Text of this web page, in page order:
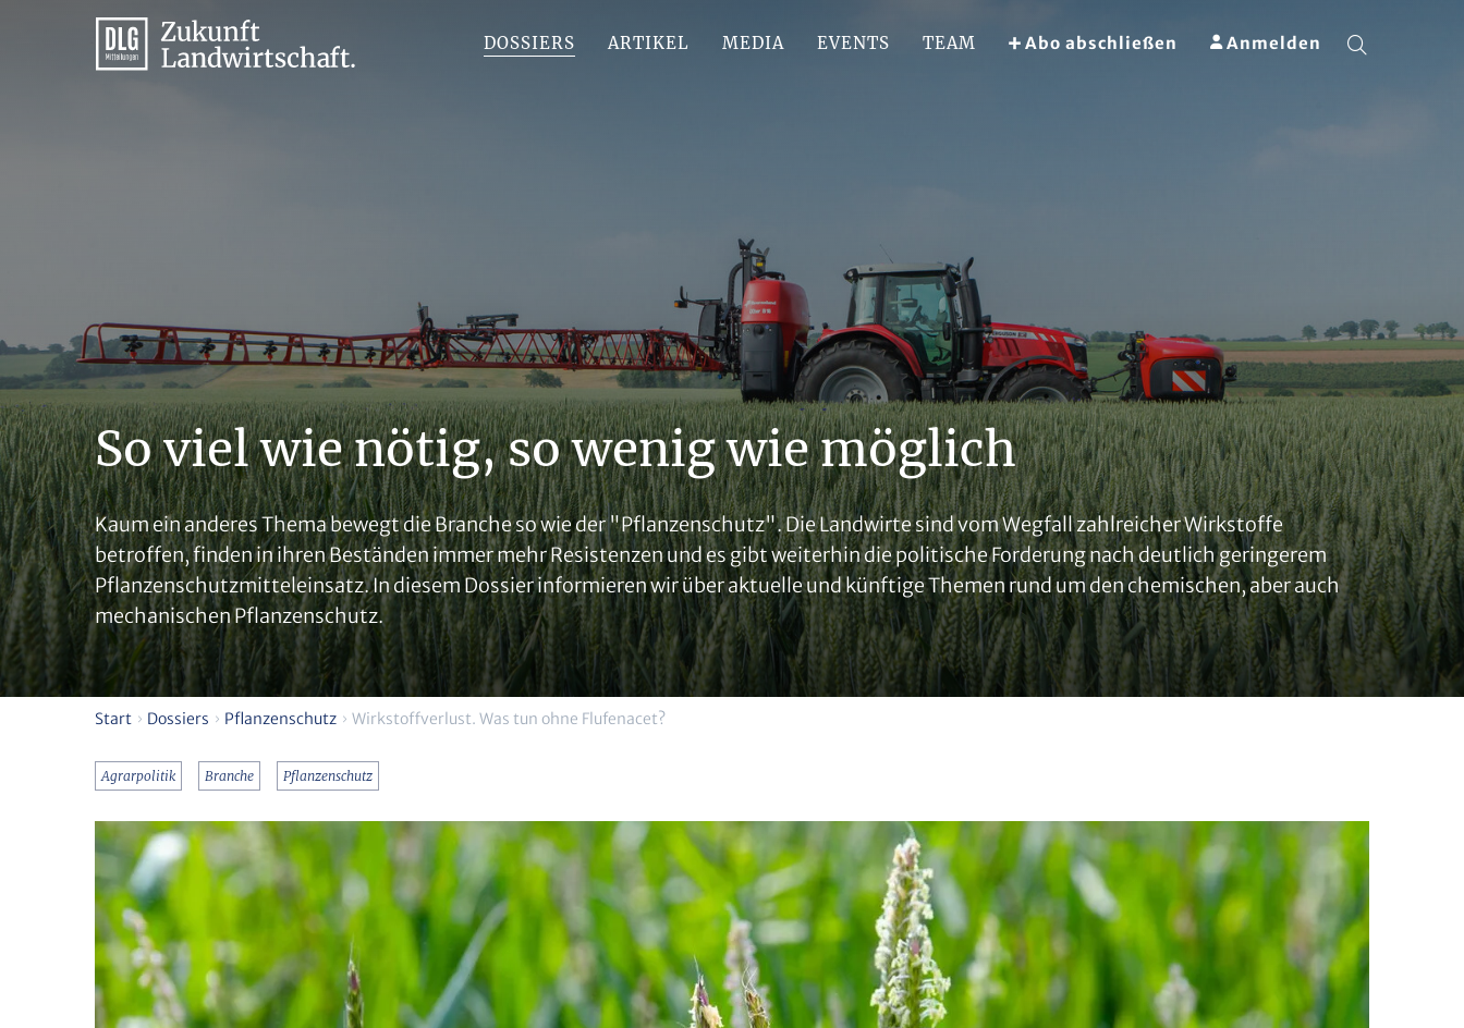
DOSSIERS ARTIKEL MEDIA EVENTS TEAM Abo abschließen Anmelden
So viel wie nötig, so wenig wie möglich
Kaum ein anderes Thema bewegt die Branche so wie der "Pflanzenschutz". Die Landwirte sind vom Wegfall zahlreicher Wirkstoffe
betroffen, finden in ihren Beständen immer mehr Resistenzen und es gibt weiterhin die politische Forderung nach deutlich geringerem
Pflanzenschutzmitteleinsatz. In diesem Dossier informieren wir über aktuelle und künftige Themen rund um den chemischen, aber auch
mechanischen Pflanzenschutz.
Start Dossiers Pflanzenschutz Wirkstoffverlust. Was tun ohne Flufenacet?
Agrarpolitik Branche Pflanzenschutz